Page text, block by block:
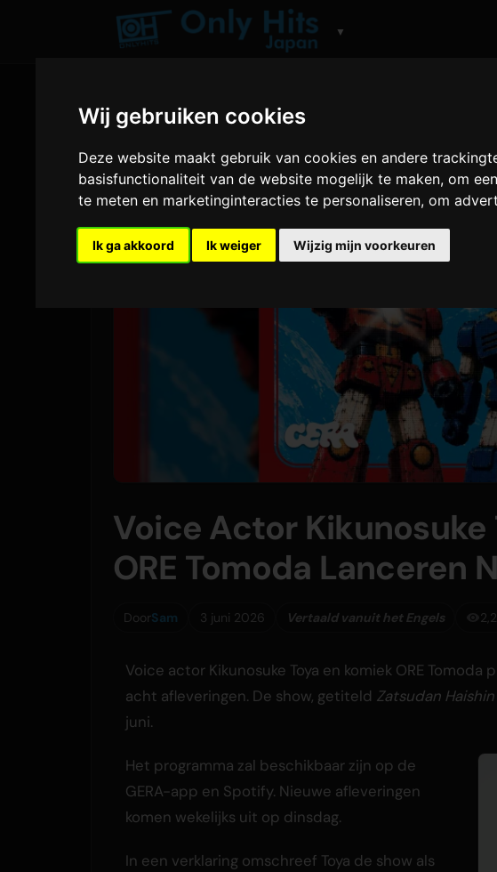
Wij gebruiken cookies
Deze website maakt gebruik van cookies en andere
basisfunctionaliteit van de website mogelijk te maken,om
te meten en marketinginteracties te personaliseren,om
Ik ga akkoord Ik weiger Wijzig mijn voorkeuren
▼
Voice Actor Kikunosuke
ORE Tomoda Lanceren
DoorSam 3 juni 2026 Vertaald vanuit het Engels
Voice actor Kikunosuke Toya en komiek ORE
acht afleveringen. De show, getiteld Zatsudan Haishin
juni.
Het programma zal beschikbaar zijn op de
GERA-app en Spotify. Nieuwe afleveringen
komen wekelijks uit op dinsdag.
In een verklaring omschreef Toya de show als